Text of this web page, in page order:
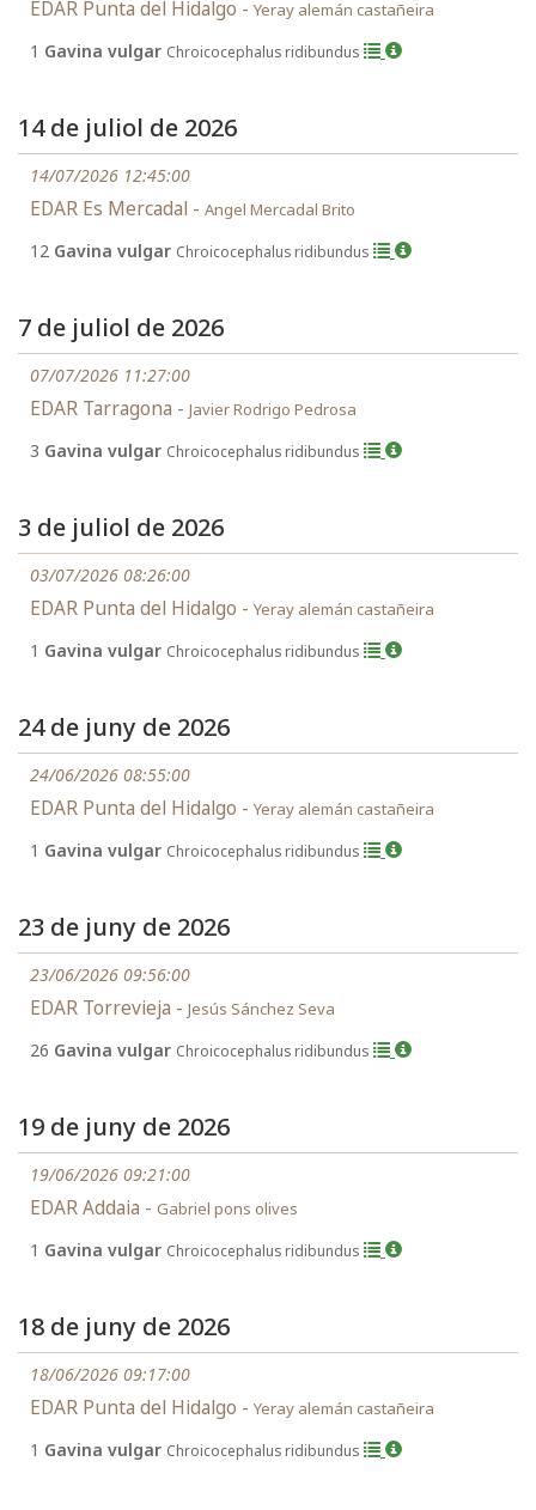
EDAR Punta del Hidalgo - Yeray alemán castañeira
1 Gavina vulgar Chroicocephalus ridibundus
14 de juliol de 2026
14/07/2026 12:45:00
EDAR Es Mercadal - Angel Mercadal Brito
12 Gavina vulgar Chroicocephalus ridibundus
7 de juliol de 2026
07/07/2026 11:27:00
EDAR Tarragona - Javier Rodrigo Pedrosa
3 Gavina vulgar Chroicocephalus ridibundus
3 de juliol de 2026
03/07/2026 08:26:00
EDAR Punta del Hidalgo - Yeray alemán castañeira
1 Gavina vulgar Chroicocephalus ridibundus
24 de juny de 2026
24/06/2026 08:55:00
EDAR Punta del Hidalgo - Yeray alemán castañeira
1 Gavina vulgar Chroicocephalus ridibundus
23 de juny de 2026
23/06/2026 09:56:00
EDAR Torrevieja - Jesús Sánchez Seva
26 Gavina vulgar Chroicocephalus ridibundus
19 de juny de 2026
19/06/2026 09:21:00
EDAR Addaia - Gabriel pons olives
1 Gavina vulgar Chroicocephalus ridibundus
18 de juny de 2026
18/06/2026 09:17:00
EDAR Punta del Hidalgo - Yeray alemán castañeira
1 Gavina vulgar Chroicocephalus ridibundus